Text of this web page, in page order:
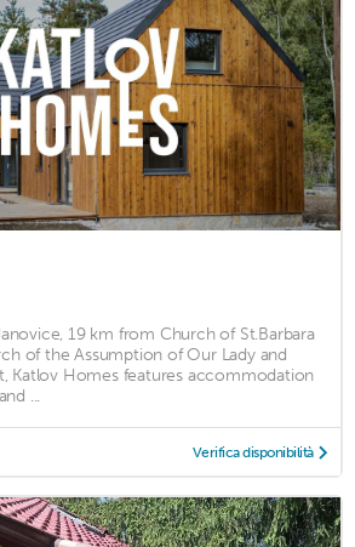
19 km from Church of St.Barbara
of the Assumption of Our Lady and
Katlov Homes features accommodation
...
Verifica disponibilità